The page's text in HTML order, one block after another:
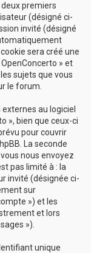
premiers
(désigné ci-
invité (désigné
sera créé une
» et
sujets que vous
le forum.
au logiciel
», bien que ceux-ci
pour couvrir
La seconde
nous envoyez
pas limité à : la
invité (désignée ci-
sur
») et les
et lors
»).
unique